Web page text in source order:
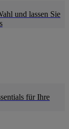
und lassen Sie
für Ihre